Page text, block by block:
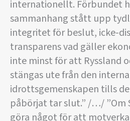
internationellt. Förbundet
sammanhang stått upp
integritet för beslut, icke-
transparens vad gäller
inte minst för att Ryssland
stängas ute från den
idrottsgemenskapen tills
påbörjat tar slut.” /…/ ”Om
göra något för att